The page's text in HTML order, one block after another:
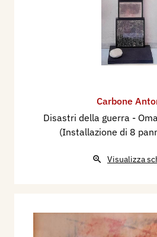
Carbone
Disastri della guerra -
(Installazione di 8
Visualizza